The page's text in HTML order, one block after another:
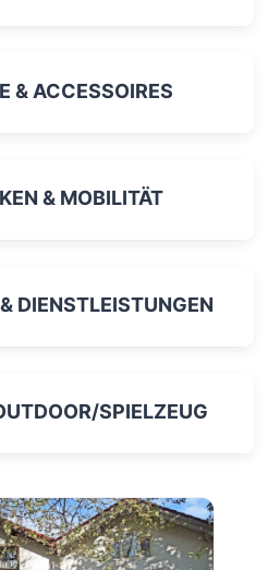
& ACCESSOIRES
& MOBILITÄT
DIENSTLEISTUNGEN
SPIELZEUG